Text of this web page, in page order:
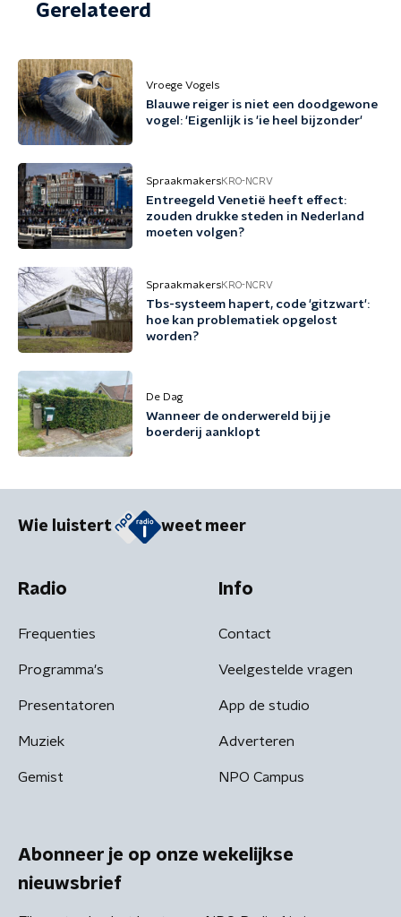
Gerelateerd
Vroege Vogels
Blauwe reiger is niet een doodgewone
vogel: 'Eigenlijk is 'ie heel bijzonder'
SpraakmakersKRO-NCRV
Entreegeld Venetië heeft effect:
zouden drukke steden in Nederland
moeten volgen?
SpraakmakersKRO-NCRV
Tbs-systeem hapert, code 'gitzwart':
hoe kan problematiek opgelost
worden?
De Dag
Wanneer de onderwereld bij je
boerderij aanklopt
Wie luistert weet meer
Radio
Frequenties
Programma's
Presentatoren
Muziek
Gemist
Info
Contact
Veelgestelde vragen
App de studio
Adverteren
NPO Campus
Abonneer je op onze wekelijkse
nieuwsbrief